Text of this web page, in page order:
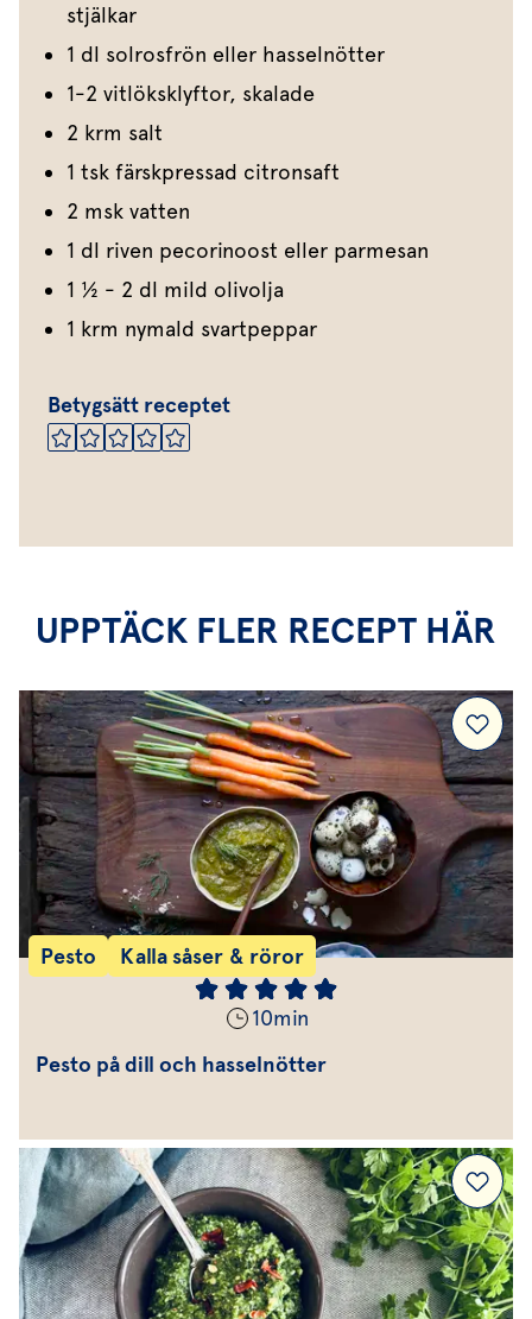
stjälkar
1 dl solrosfrön eller hasselnötter
1-2 vitlöksklyftor, skalade
2 krm salt
1 tsk färskpressad citronsaft
2 msk vatten
1 dl riven pecorinoost eller parmesan
1 1⁄2 - 2 dl mild olivolja
1 krm nymald svartpeppar
Betygsätt receptet
UPPTÄCK FLER RECEPT HÄR
Pesto Kalla såser & röror
10min
Pesto på dill och hasselnötter